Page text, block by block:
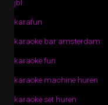
jbl
karafun
karaoke bar amsterdam
karaoke fun
karaoke machine huren
karaoke set huren